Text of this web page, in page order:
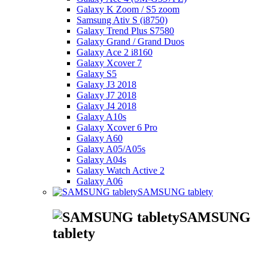
Galaxy K Zoom / S5 zoom
Samsung Ativ S (i8750)
Galaxy Trend Plus S7580
Galaxy Grand / Grand Duos
Galaxy Ace 2 i8160
Galaxy Xcover 7
Galaxy S5
Galaxy J3 2018
Galaxy J7 2018
Galaxy J4 2018
Galaxy A10s
Galaxy Xcover 6 Pro
Galaxy A60
Galaxy A05/A05s
Galaxy A04s
Galaxy Watch Active 2
Galaxy A06
SAMSUNG tablety
SAMSUNG
tablety